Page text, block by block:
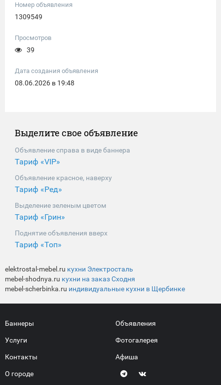
Номер объявления
1309549
Просмотров
39
Дата создания объявления
08.06.2026 в 19:48
Выделите свое объявление
Объявление справа в виде баннера
Тариф «VIP»
Объявление красное, наверху
Тариф «Ред»
Выделение зеленым цветом
Тариф «Грин»
Поднятие объявления вверх
Тариф «Топ»
elektrostal-mebel.ru кухни Электросталь
mebel-shodnya.ru кухни на заказ Сходня
mebel-scherbinka.ru индивидуальные кухни в Щербинке
Баннеры
Услуги
Контакты
О городе
Объявления
Фотогалерея
Афиша